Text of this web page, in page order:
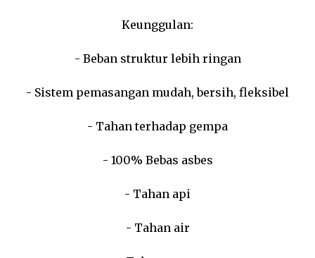
Keunggulan:
- Beban struktur lebih ringan
- Sistem pemasangan mudah, bersih, fleksibel
- Tahan terhadap gempa
- 100% Bebas asbes
- Tahan api
- Tahan air